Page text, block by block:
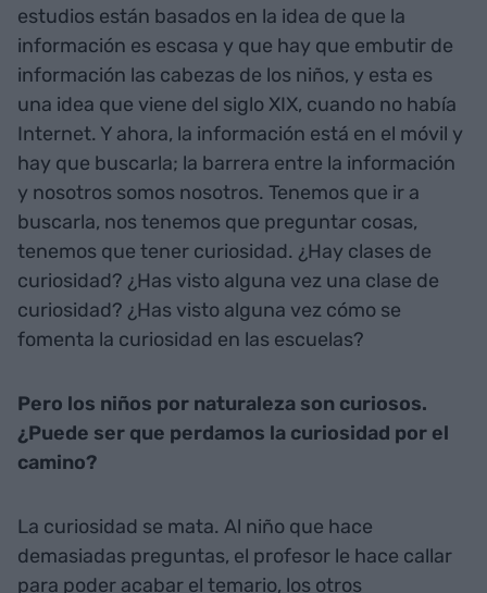
estudios están basados en la idea de que la
información es escasa y que hay que embutir de
información las cabezas de los niños, y esta es
una idea que viene del siglo XIX, cuando no había
Internet. Y ahora, la información está en el móvil y
hay que buscarla; la barrera entre la información
y nosotros somos nosotros. Tenemos que ir a
buscarla, nos tenemos que preguntar cosas,
tenemos que tener curiosidad. ¿Hay clases de
curiosidad? ¿Has visto alguna vez una clase de
curiosidad? ¿Has visto alguna vez cómo se
fomenta la curiosidad en las escuelas?
Pero los niños por naturaleza son curiosos.
¿Puede ser que perdamos la curiosidad por el
camino?
La curiosidad se mata. Al niño que hace
demasiadas preguntas, el profesor le hace callar
para poder acabar el temario, los otros